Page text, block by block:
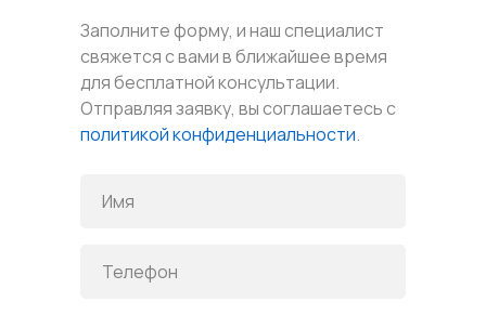
Заполните форму, и наш специалист
свяжется с вами в ближайшее время
для бесплатной консультации.
Отправляя заявку, вы соглашаетесь с
политикой конфиденциальности.